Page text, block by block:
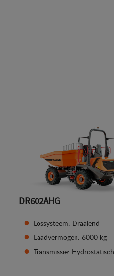
DR602AHG
Lossysteem: Draaiend
Laadvermogen: 6000 kg
Transmissie: Hydrostatisch